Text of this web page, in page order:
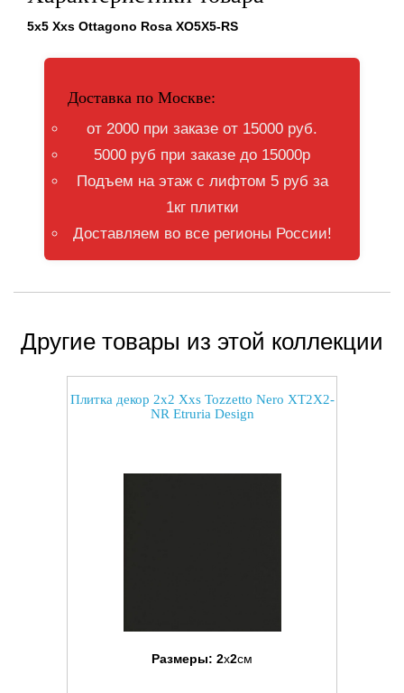
5x5 Xxs Ottagono Rosa XO5X5-RS
Доставка по Москве:
от 2000 при заказе от 15000 руб.
5000 руб при заказе до 15000р
Подъем на этаж с лифтом 5 руб за
1кг плитки
Доставляем во все регионы России!
Другие товары из этой коллекции
Плитка декор 2x2 Xxs Tozzetto Nero XT2X2-
NR Etruria Design
Размеры: 2x2см